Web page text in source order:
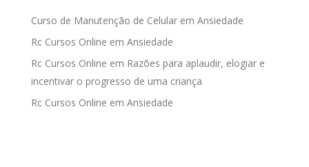
Curso de Manutenção de Celular em Ansiedade
Rc Cursos Online em Ansiedade
Rc Cursos Online em Razões para aplaudir, elogiar e
incentivar o progresso de uma criança
Rc Cursos Online em Ansiedade